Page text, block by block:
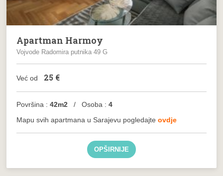
Apartman Harmoy
Vojvode Radomira putnika 49 G
Već od 25 €
Površina : 42m2 / Osoba :4
Mapu svih apartmana u Sarajevu pogledajteovdje
OPŠIRNIJE